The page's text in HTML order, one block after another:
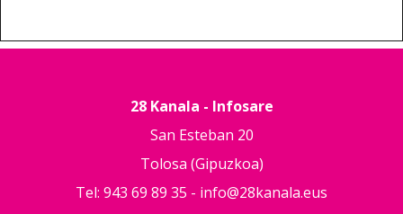
28 Kanala - Infosare
San Esteban 20
Tolosa (Gipuzkoa)
Tel: 943 69 89 35 - info@28kanala.eus